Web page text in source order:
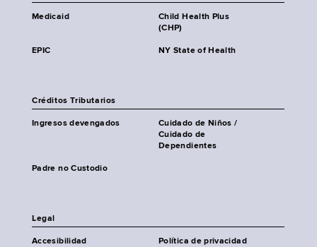
Medicaid
Child Health Plus
(CHP)
EPIC NY State of Health
Créditos Tributarios
Ingresos devengados
Cuidado de Niños /
Cuidado de
Dependientes
Padre no Custodio
Legal
Accesibilidad Política de privacidad